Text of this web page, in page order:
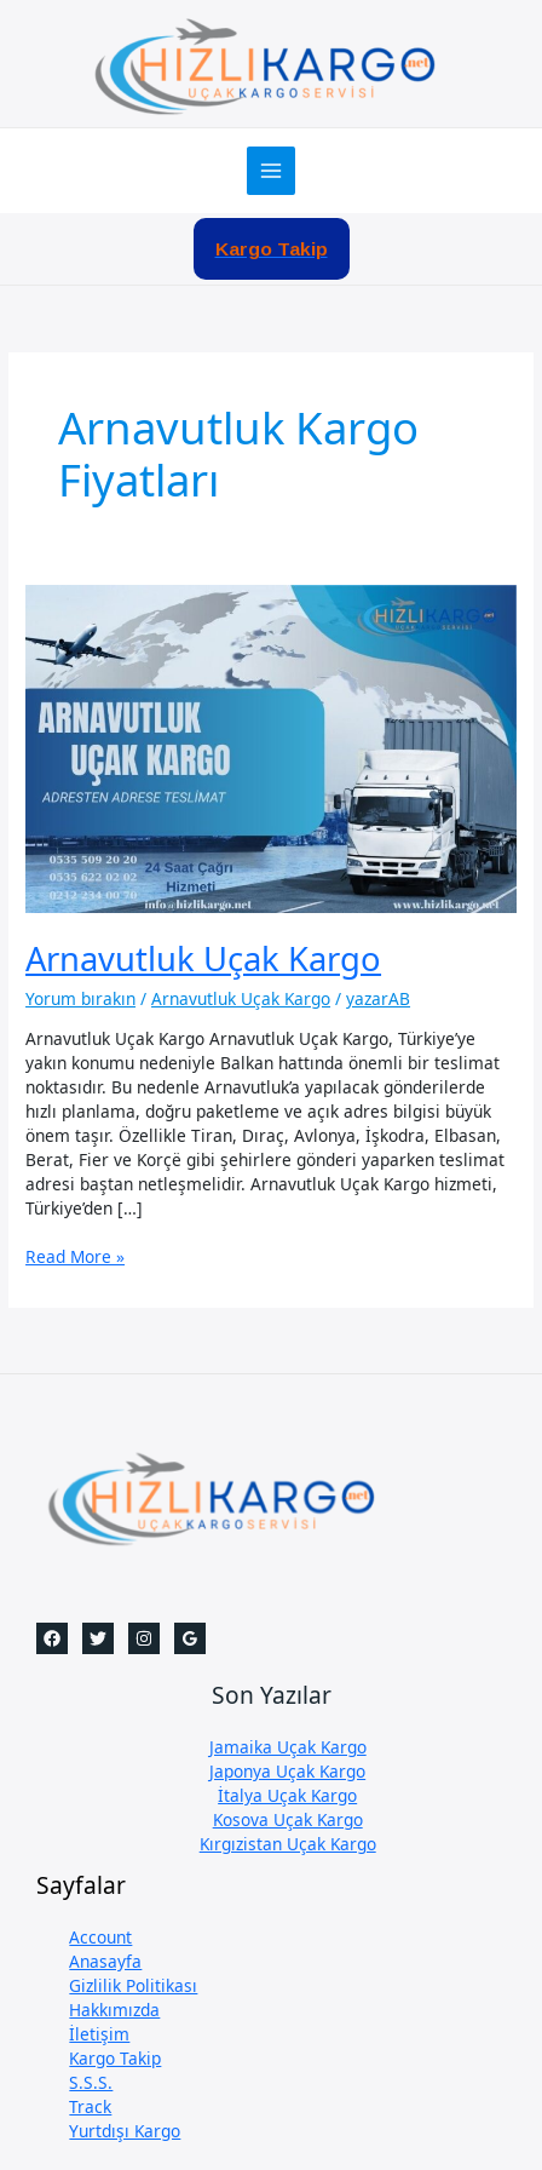
Kargo Takip
Arnavutluk Kargo
Fiyatları
Arnavutluk Uçak Kargo
Yorum bırakın /Arnavutluk Uçak Kargo /yazarAB
Arnavutluk Uçak Kargo Arnavutluk Uçak Kargo, Türkiye’ye
yakın konumu nedeniyle Balkan hattında önemli bir teslimat
noktasıdır. Bu nedenle Arnavutluk’a yapılacak gönderilerde
hızlı planlama, doğru paketleme ve açık adres bilgisi büyük
önem taşır. Özellikle Tiran, Dıraç, Avlonya, İşkodra, Elbasan,
Berat, Fier ve Korçë gibi şehirlere gönderi yaparken teslimat
adresi baştan netleşmelidir. Arnavutluk Uçak Kargo hizmeti,
Türkiye’den […]
Arnavutluk
Read More »
Son Yazılar
Jamaika Uçak Kargo
Japonya Uçak Kargo
İtalya Uçak Kargo
Kosova Uçak Kargo
Kırgızistan Uçak Kargo
Sayfalar
Account
Anasayfa
Gizlilik Politikası
Hakkımızda
İletişim
Kargo Takip
S.S.S.
Track
Yurtdışı Kargo